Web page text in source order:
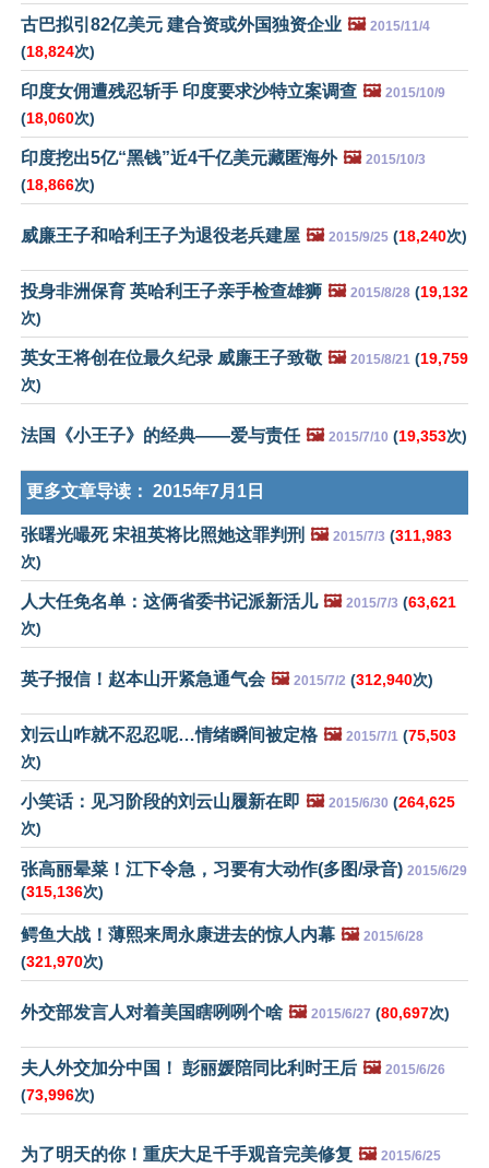
古巴拟引82亿美元 建合资或外国独资企业 🖼️ 2015/11/4
(18,824次)
印度女佣遭残忍斩手 印度要求沙特立案调查 🖼️ 2015/10/9
(18,060次)
印度挖出5亿“黑钱”近4千亿美元藏匿海外 🖼️ 2015/10/3
(18,866次)
威廉王子和哈利王子为退役老兵建屋 🖼️ 2015/9/25 (18,240次)
投身非洲保育 英哈利王子亲手检查雄狮 🖼️ 2015/8/28 (19,132
次)
英女王将创在位最久纪录 威廉王子致敬 🖼️ 2015/8/21 (19,759
次)
法国《小王子》的经典——爱与责任 🖼️ 2015/7/10 (19,353次)
更多文章导读： 2015年7月1日
张曙光嘬死 宋祖英将比照她这罪判刑 🖼️ 2015/7/3 (311,983
次)
人大任免名单：这俩省委书记派新活儿 🖼️ 2015/7/3 (63,621
次)
英子报信！赵本山开紧急通气会 🖼️ 2015/7/2 (312,940次)
刘云山咋就不忍忍呢…情绪瞬间被定格 🖼️ 2015/7/1 (75,503
次)
小笑话：见习阶段的刘云山履新在即 🖼️ 2015/6/30 (264,625
次)
张高丽晕菜！江下令急，习要有大动作(多图/录音) 2015/6/29
(315,136次)
鳄鱼大战！薄熙来周永康进去的惊人内幕 🖼️ 2015/6/28
(321,970次)
外交部发言人对着美国瞎咧咧个啥 🖼️ 2015/6/27 (80,697次)
夫人外交加分中国！ 彭丽媛陪同比利时王后 🖼️ 2015/6/26
(73,996次)
为了明天的你！重庆大足千手观音完美修复 🖼️ 2015/6/25